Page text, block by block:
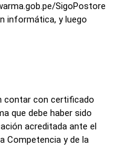
SigoPostore
informática, y luego
contar con certificado
que debe haber sido
acreditada ante el
Competencia y de la